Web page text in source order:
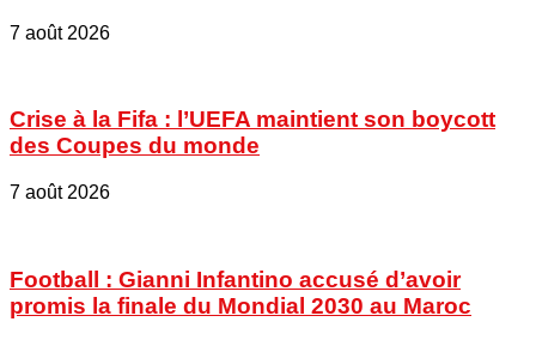
7 août 2026
Crise à la Fifa : l’UEFA maintient son boycott
des Coupes du monde
7 août 2026
Football : Gianni Infantino accusé d’avoir
promis la finale du Mondial 2030 au Maroc